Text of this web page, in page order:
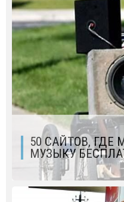
50 САЙТОВ, ГДЕ
МУЗЫКУ